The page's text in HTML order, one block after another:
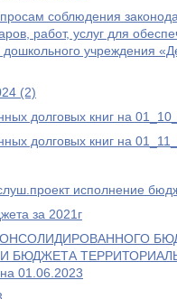
соблюдения
работ, услуг для
учреждения
(2)
долговых книг на
долговых книг на
исполнение
за 2021г
БЮДЖЕТА
01.06.2023